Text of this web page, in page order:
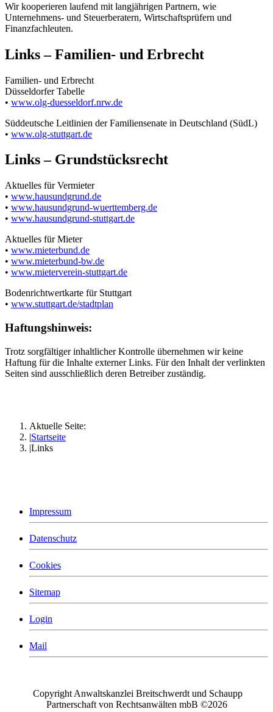
Wir kooperieren laufend mit langjährigen Partnern, wie
Unternehmens- und Steuerberatern, Wirtschaftsprüfern und
Finanzfachleuten.
Links – Familien- und Erbrecht
Familien- und Erbrecht
Düsseldorfer Tabelle
• www.olg-duesseldorf.nrw.de
Süddeutsche Leitlinien der Familiensenate in Deutschland (SüdL)
• www.olg-stuttgart.de
Links – Grundstücksrecht
Aktuelles für Vermieter
• www.hausundgrund.de
• www.hausundgrund-wuerttemberg.de
• www.hausundgrund-stuttgart.de
Aktuelles für Mieter
• www.mieterbund.de
• www.mieterbund-bw.de
• www.mieterverein-stuttgart.de
Bodenrichtwertkarte für Stuttgart
• www.stuttgart.de/stadtplan
Haftungshinweis:
Trotz sorgfältiger inhaltlicher Kontrolle übernehmen wir keine
Haftung für die Inhalte externer Links. Für den Inhalt der verlinkten
Seiten sind ausschließlich deren Betreiber zuständig.
Aktuelle Seite:
Startseite
Links
Impressum
Datenschutz
Cookies
Sitemap
Login
Mail
Copyright Anwaltskanzlei Breitschwerdt und Schaupp
Partnerschaft von Rechtsanwälten mbB ©2026